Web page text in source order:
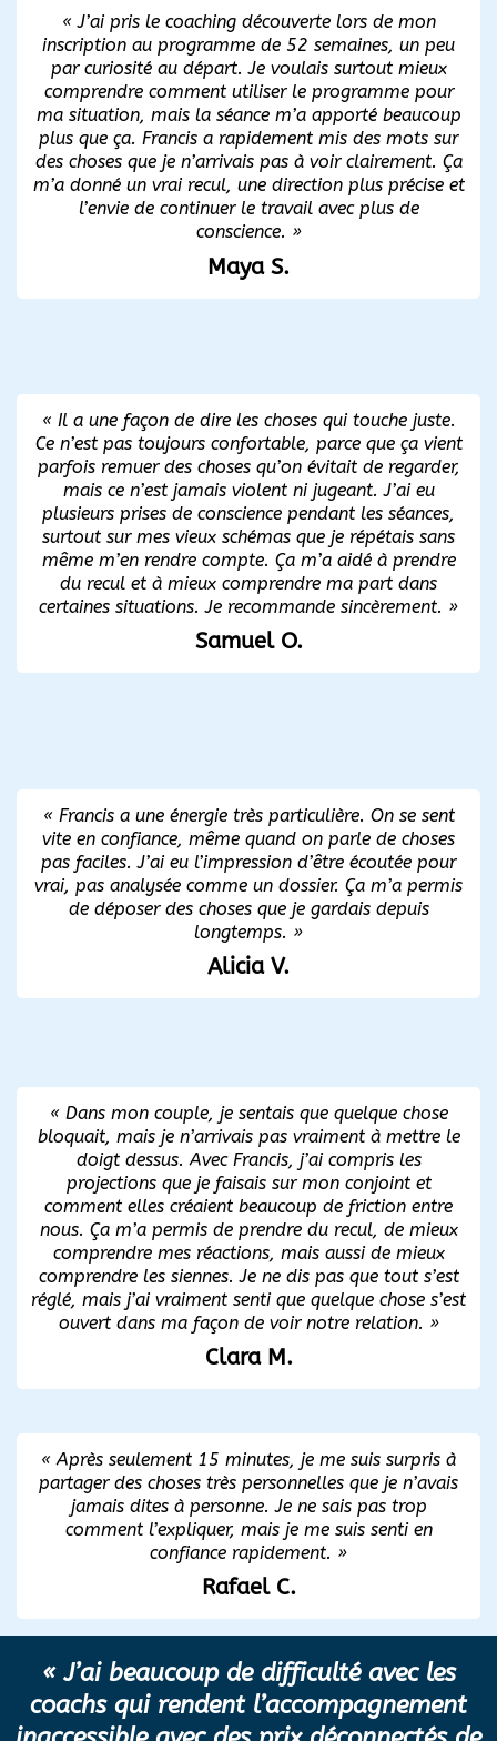
«J’ai pris le coaching découverte lors de mon
inscription au programme de 52 semaines, un peu
par curiosité au départ. Je voulais surtout mieux
comprendre comment utiliser le programme pour
ma situation, mais la séance m’a apporté beaucoup
plus que ça. Francis a rapidement mis des mots sur
des choses que je n’arrivais pas à voir clairement. Ça
m’a donné un vrai recul, une direction plus précise et
l’envie de continuer le travail avec plus de
conscience. »
Maya S.
« Il a une façon de dire les choses qui touche juste.
Ce n’est pas toujours confortable, parce que ça vient
parfois remuer des choses qu’on évitait de regarder,
mais ce n’est jamais violent ni jugeant. J’ai eu
plusieurs prises de conscience pendant les séances,
surtout sur mes vieux schémas que je répétais sans
même m’en rendre compte. Ça m’a aidé à prendre
du recul et à mieux comprendre ma part dans
certaines situations. Je recommande sincèrement. »
Samuel O.
« Francis a une énergie très particulière. On se sent
vite en confiance, même quand on parle de choses
pas faciles. J’ai eu l’impression d’être écoutée pour
vrai, pas analysée comme un dossier. Ça m’a permis
de déposer des choses que je gardais depuis
longtemps. »
Alicia V.
« Dans mon couple, je sentais que quelque chose
bloquait, mais je n’arrivais pas vraiment à mettre le
doigt dessus. Avec Francis, j’ai compris les
projections que je faisais sur mon conjoint et
comment elles créaient beaucoup de friction entre
nous. Ça m’a permis de prendre du recul, de mieux
comprendre mes réactions, mais aussi de mieux
comprendre les siennes. Je ne dis pas que tout s’est
réglé, mais j’ai vraiment senti que quelque chose s’est
ouvert dans ma façon de voir notre relation. »
Clara M.
« Après seulement 15 minutes, je me suis surpris à
partager des choses très personnelles que je n’avais
jamais dites à personne. Je ne sais pas trop
comment l’expliquer, mais je me suis senti en
confiance rapidement. »
Rafael C.
« J’ai beaucoup de difficulté avec les
coachs qui rendent l’accompagnement